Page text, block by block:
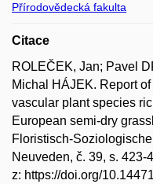
Přírodovědecká fakulta
Citace
ROLEČEK, Jan; Pavel
Michal HÁJEK. Report
vascular plant species
European semi-dry
Floristisch-
Neuveden, č. 39, s.
z: https://doi.org/